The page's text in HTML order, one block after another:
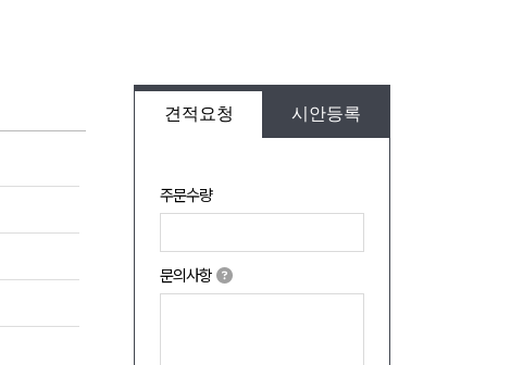
견적요청 시안등록
주문수량
문의사항